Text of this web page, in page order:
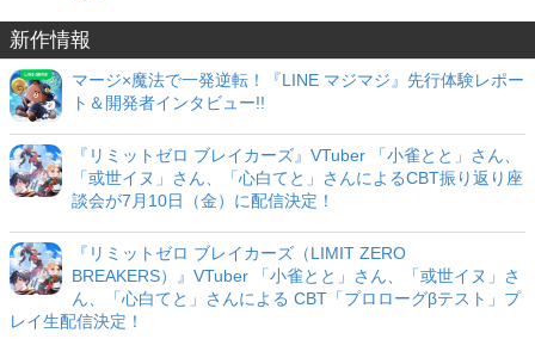
新作情報
マージ×魔法で一発逆転！『LINE マジマジ』先行体験レポー
ト＆開発者インタビュー!!
『リミットゼロ ブレイカーズ』VTuber 「小雀とと」さん、
「或世イヌ」さん、「心白てと」さんによるCBT振り返り座
談会が7月10日（金）に配信決定！
『リミットゼロ ブレイカーズ（LIMIT ZERO
BREAKERS）』VTuber 「小雀とと」さん、「或世イヌ」さ
ん、「心白てと」さんによる CBT「プロローグβテスト」プ
レイ生配信決定！